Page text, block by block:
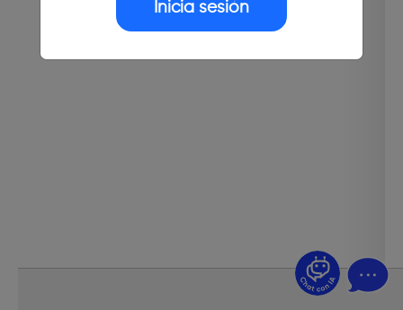
Inicia sesión